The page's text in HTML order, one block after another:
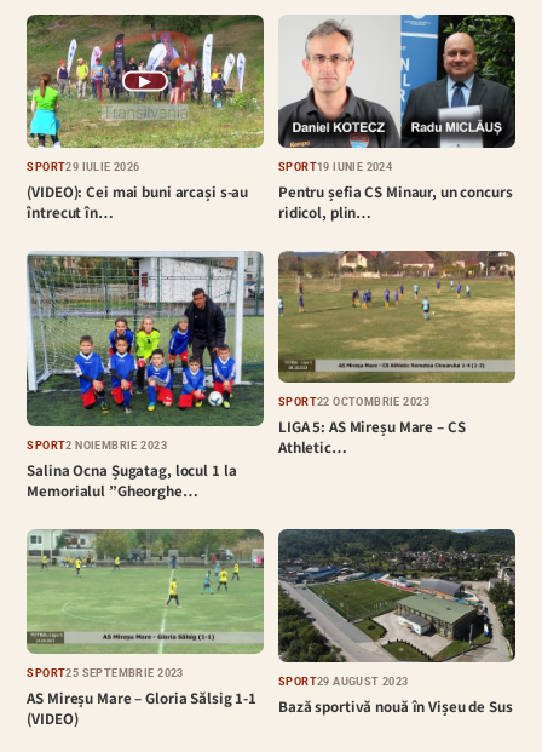
▶
SPORT29 IULIE 2026
(VIDEO): Cei mai buni arcași s-au
întrecut în…
SPORT19 IUNIE 2024
Pentru șefia CS Minaur, un concurs
ridicol, plin…
SPORT2 NOIEMBRIE 2023
Salina Ocna Șugatag, locul 1 la
Memorialul ”Gheorghe…
SPORT22 OCTOMBRIE 2023
LIGA 5: AS Mireșu Mare – CS
Athletic…
SPORT25 SEPTEMBRIE 2023
AS Mireșu Mare – Gloria Sălsig 1-1
(VIDEO)
SPORT29 AUGUST 2023
Bază sportivă nouă în Vișeu de Sus